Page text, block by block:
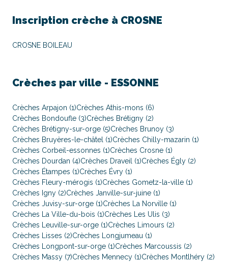
Inscription crèche à CROSNE
CROSNE BOILEAU
Crèches par ville - ESSONNE
Crèches Arpajon (1)Crèches Athis-mons (6)
Crèches Bondoufle (3)Crèches Brétigny (2)
Crèches Brétigny-sur-orge (5)Crèches Brunoy (3)
Crèches Bruyères-le-châtel (1)Crèches Chilly-mazarin (1)
Crèches Corbeil-essonnes (1)Crèches Crosne (1)
Crèches Dourdan (4)Crèches Draveil (1)Crèches Égly (2)
Crèches Étampes (1)Crèches Évry (1)
Crèches Fleury-mérogis (1)Crèches Gometz-la-ville (1)
Crèches Igny (2)Crèches Janville-sur-juine (1)
Crèches Juvisy-sur-orge (1)Crèches La Norville (1)
Crèches La Ville-du-bois (1)Crèches Les Ulis (3)
Crèches Leuville-sur-orge (1)Crèches Limours (2)
Crèches Lisses (2)Crèches Longjumeau (1)
Crèches Longpont-sur-orge (1)Crèches Marcoussis (2)
Crèches Massy (7)Crèches Mennecy (1)Crèches Montlhéry (2)